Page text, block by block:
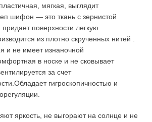
мягкая, выглядит
шифон — это ткань с зернистой
придает поверхности легкую
из плотно скрученных нитей .
и не имеет изнаночной
в носке и не сковывает
за счет
гигроскопичностью и
яркость, не выгорают на солнце и не